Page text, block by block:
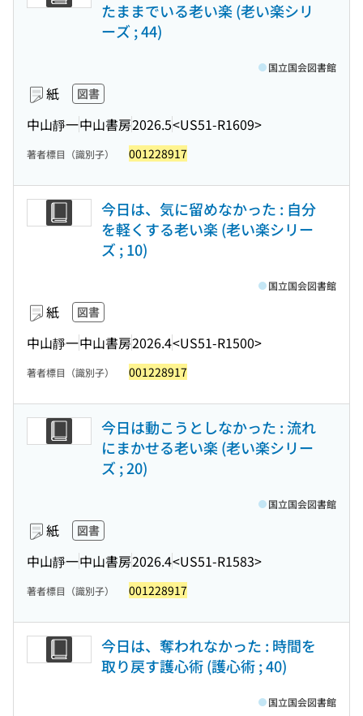
たままでいる老い楽 (老い楽シリ
ーズ ; 44)
紙 図書
中山靜一中山書房2026.5<US51-R1609>
国立国会図書館
著者標目（識別子） 001228917
今日は、気に留めなかった : 自分
を軽くする老い楽 (老い楽シリー
ズ ; 10)
紙 図書
中山靜一中山書房2026.4<US51-R1500>
国立国会図書館
著者標目（識別子） 001228917
今日は動こうとしなかった : 流れ
にまかせる老い楽 (老い楽シリー
ズ ; 20)
紙 図書
中山靜一中山書房2026.4<US51-R1583>
国立国会図書館
著者標目（識別子） 001228917
今日は、奪われなかった : 時間を
取り戻す護心術 (護心術 ; 40)
国立国会図書館